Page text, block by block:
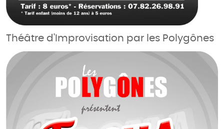
Théâtre d'Improvisation par les Polygônes